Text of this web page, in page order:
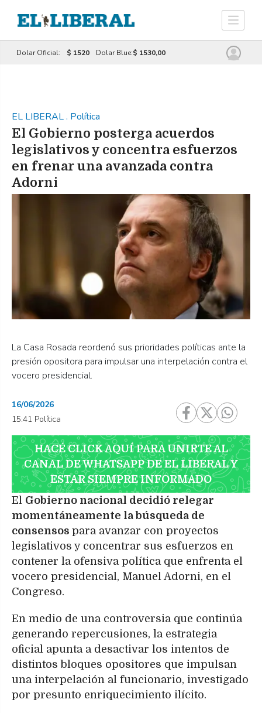
Dolar Oficial: $ 1520 Dolar Blue:$ 1530,00
EL LIBERAL. Política
El Gobierno posterga acuerdos
legislativos y concentra esfuerzos
en frenar una avanzada contra
Adorni
La Casa Rosada reordenó sus prioridades políticas ante la
presión opositora para impulsar una interpelación contra el
vocero presidencial.
16/06/2026
15:41 Política
HACÉ CLICK AQUÍ PARA UNIRTE AL
CANAL DE WHATSAPP DE EL LIBERAL Y
ESTAR SIEMPRE INFORMADO
El Gobierno nacional decidió relegar
momentáneamente la búsqueda de
consensos para avanzar con proyectos
legislativos y concentrar sus esfuerzos en
contener la ofensiva política que enfrenta el
vocero presidencial, Manuel Adorni, en el
Congreso.
En medio de una controversia que continúa
generando repercusiones, la estrategia
oficial apunta a desactivar los intentos de
distintos bloques opositores que impulsan
una interpelación al funcionario, investigado
por presunto enriquecimiento ilícito.